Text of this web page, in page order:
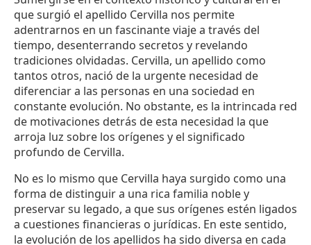
que surgió el apellido Cervilla nos permite
adentrarnos en un fascinante viaje a través del
tiempo, desenterrando secretos y revelando
tradiciones olvidadas. Cervilla, un apellido como
tantos otros, nació de la urgente necesidad de
diferenciar a las personas en una sociedad en
constante evolución. No obstante, es la intrincada red
de motivaciones detrás de esta necesidad la que
arroja luz sobre los orígenes y el significado
profundo de Cervilla.
No es lo mismo que Cervilla haya surgido como una
forma de distinguir a una rica familia noble y
preservar su legado, a que sus orígenes estén ligados
a cuestiones financieras o jurídicas. En este sentido,
la evolución de los apellidos ha sido diversa en cada